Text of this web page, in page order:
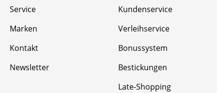
Service
Marken
Kontakt
Newsletter
Kundenservice
Verleihservice
Bonussystem
Bestickungen
Late-Shopping